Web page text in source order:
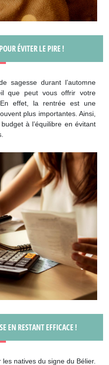
ÉVITER LE PIRE !
sagesse durant l’automne
que peut vous offrir votre
En effet, la rentrée est une
plus importantes. Ainsi,
à l’équilibre en évitant
EN RESTANT EFFICACE !
natives du signe du Bélier.